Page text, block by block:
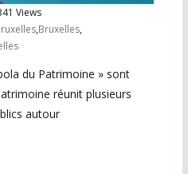
Views
,Bruxelles,
du Patrimoine » sont
réunit plusieurs
autour